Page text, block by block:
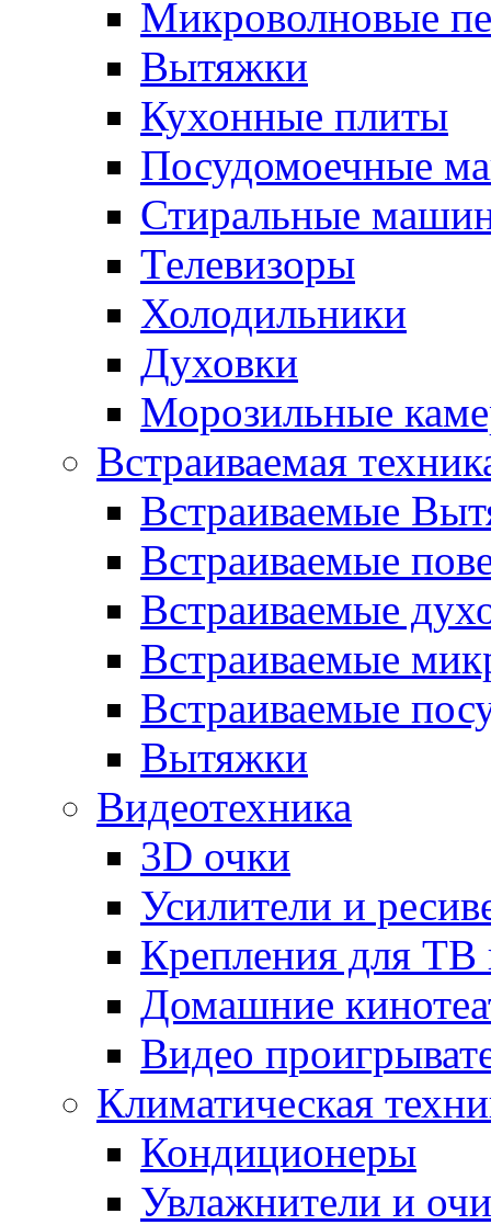
Микроволновые
Вытяжки
Кухонные плиты
Посудомоечные
Стиральные
Телевизоры
Холодильники
Духовки
Морозильные
Встраиваемая
Встраиваемые
Встраиваемые
Встраиваемые
Встраиваемые
Встраиваемые
Вытяжки
Видеотехника
3D очки
Усилители и
Крепления для ТВ
Домашние
Видео
Климатическая
Кондиционеры
Увлажнители и